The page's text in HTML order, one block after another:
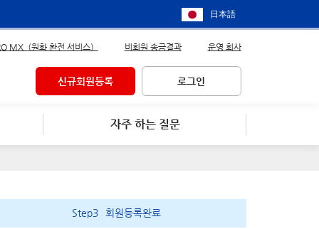
日本語
MX（원화 환전 서비스） 비회원 송금결과 운영 회사
신규회원등록 로그인
자주 하는 질문
Step3 회원등록완료